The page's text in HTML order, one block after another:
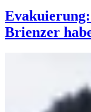
Brienzer